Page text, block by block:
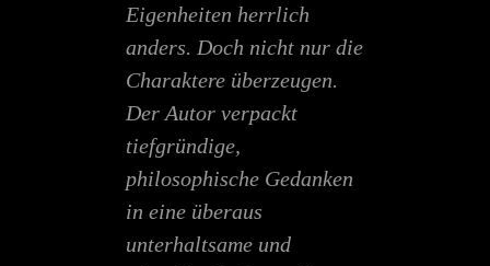
Eigenheiten herrlich
anders. Doch nicht nur die
Charaktere überzeugen.
Der Autor verpackt
tiefgründige,
philosophische Gedanken
in eine überaus
unterhaltsame und